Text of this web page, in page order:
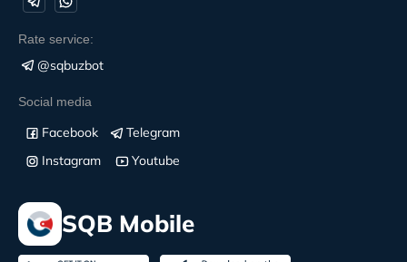
Rate service:
@sqbuzbot
Social media
Facebook
Telegram
Instagram
Youtube
SQB Mobile